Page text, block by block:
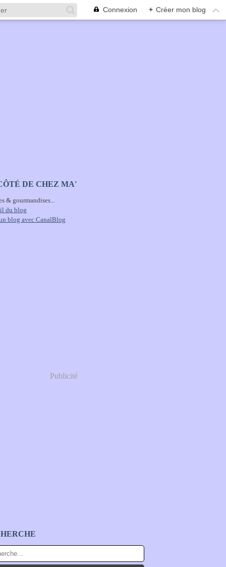
Connexion + Créer mon blog
DE CHEZ MA'
& gourmandises...
du blog
blog avec CanalBlog
Publicité